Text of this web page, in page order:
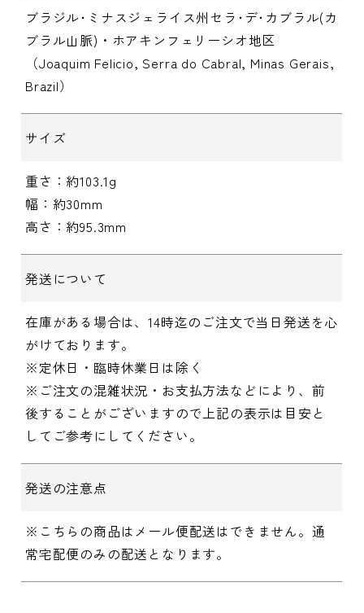
ブラジル･ミナスジェライス州セラ･デ･カブラル(カ
ブラル山脈)・ホアキンフェリーシオ地区
（Joaquim Felicio, Serra do Cabral, Minas Gerais,
Brazil）
サイズ
重さ：約103.1g
幅：約30mm
高さ：約95.3mm
発送について
在庫がある場合は、14時迄のご注文で当日発送を心
がけております。
※定休日・臨時休業日は除く
※ご注文の混雑状況・お支払方法などにより、前
後することがございますので上記の表示は目安と
してご参考にしてください。
発送の注意点
※こちらの商品はメール便配送はできません。通
常宅配便のみの配送となります。